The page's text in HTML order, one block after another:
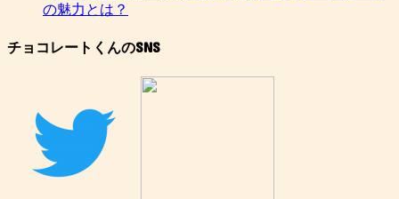
の魅力とは？
チョコレートくんのSNS